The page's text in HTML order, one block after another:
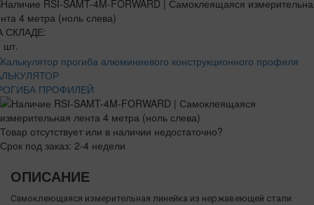
СКЛАДЕ:
шт.
ПРОФИЛЕЙ
Товар отсутствует или в наличии недостаточно?
Срок под заказ: 2-4 недели
ОПИСАНИЕ
Самоклеющаяся измерительная линейка из нержавеющей стали